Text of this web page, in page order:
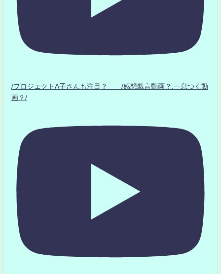
/プロジェクトA子さんも注目？ /感想戯言動画？.一息つく動
画？/